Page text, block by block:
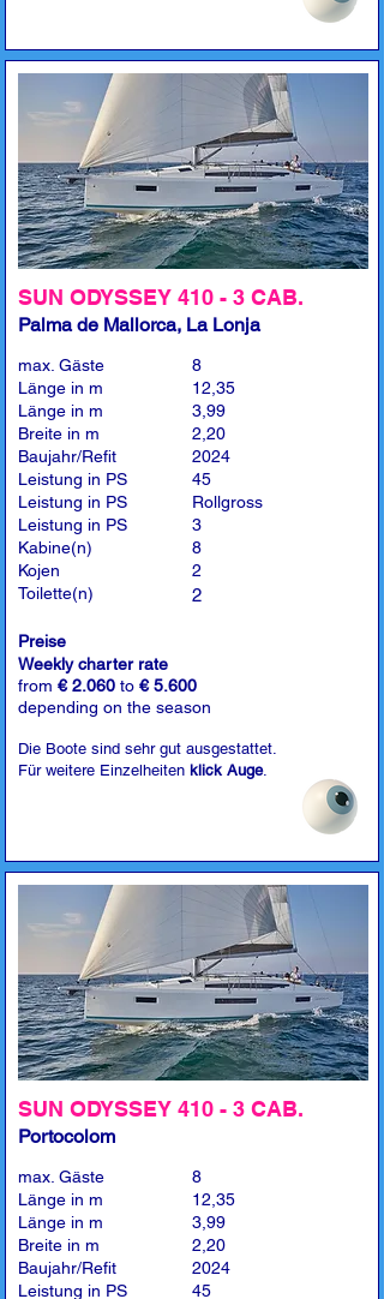
SUN ODYSSEY 410 - 3 CAB.
Palma de Mallorca, La Lonja
max. Gäste
Länge in m
Länge in m
Breite in m
Baujahr/Refit
Leistung in PS
Leistung in PS
Leistung in PS
Kabine(n)
Kojen
Toilette(n)
8
12,35
3,99
2,20
2024
45
Rollgross
3
8
2
2
Preise
Weekly charter rate
from € 2.060 to € 5.600
depending on the season
Die Boote sind sehr gut ausgestattet.
Für weitere Einzelheiten klick Auge.
SUN ODYSSEY 410 - 3 CAB.
Portocolom
max. Gäste
Länge in m
Länge in m
Breite in m
Baujahr/Refit
Leistung in PS
8
12,35
3,99
2,20
2024
45